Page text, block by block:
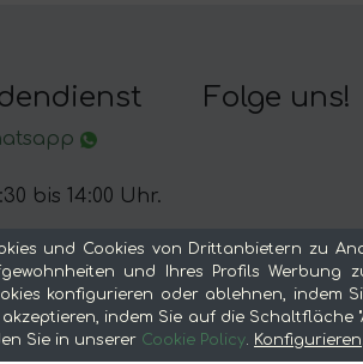
bis 14:00 Uhr.
Folge uns!
und Cookies von Drittanbietern zu
und Ihres Profils Werbung
konfigurieren oder ablehnen, indem
indem Sie auf die Schaltfläche
Sie in unserer Cookie Policy. Konfigurieren